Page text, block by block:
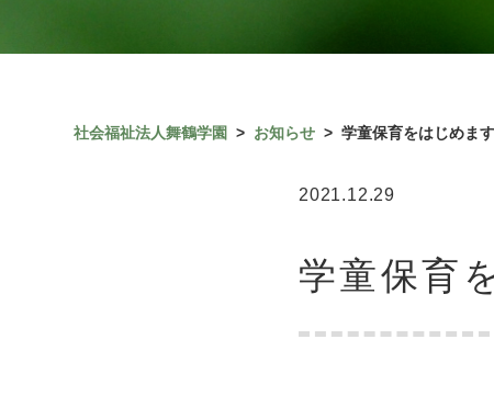
社会福祉法人舞鶴学園 > お知らせ > 学童保育をはじめます
2021.12.29
学童保育